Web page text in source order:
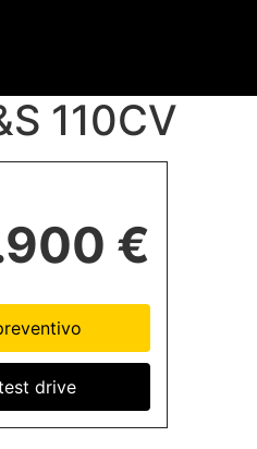
110CV
€
drive